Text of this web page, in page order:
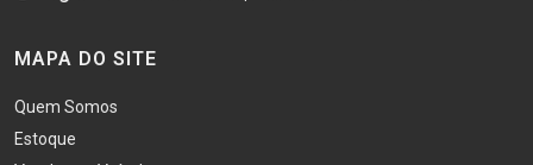
MAPA DO SITE
Quem Somos
Estoque